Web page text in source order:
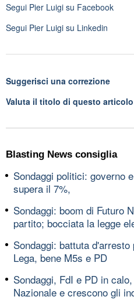
Segui Pier Luigi su Facebook
Segui Pier Luigi su Linkedin
Suggerisci una correzione
Valuta il titolo di questo articolo
Blasting News consiglia
Sondaggi politici: governo
supera il 7%,
Sondaggi: boom di Futuro
partito; bocciata la legge
Sondaggi: battuta
Lega, bene M5s e PD
Sondaggi, FdI e PD in
Nazionale e crescono gli